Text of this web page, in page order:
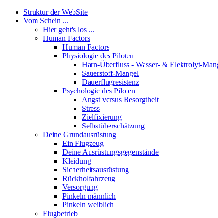
Struktur der WebSite
Vom Schein ...
Hier geht's los ...
Human Factors
Human Factors
Physiologie des Piloten
Harn-Überfluss - Wasser- & Elektrolyt-
Sauerstoff-Mangel
Dauerflugresistenz
Psychologie des Piloten
Angst versus Besorgtheit
Stress
Zielfixierung
Selbstüberschätzung
Deine Grundausrüstung
Ein Flugzeug
Deine Ausrüstungsgegenstände
Kleidung
Sicherheitsausrüstung
Rückholfahrzeug
Versorgung
Pinkeln männlich
Pinkeln weiblich
Flugbetrieb